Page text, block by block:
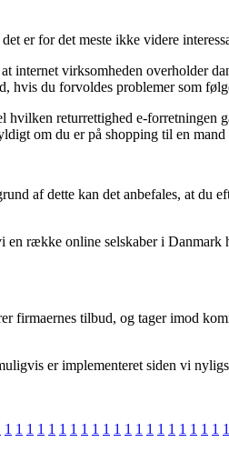
er for det meste ikke videre
internet virksomheden overholder
hvis du forvoldes problemer som
returrettighed e-forretningen
om du er på shopping til en
af dette kan det anbefales, at du
række online selskaber i Danmark
firmaernes tilbud, og tager imod
er implementeret siden vi
1 1 1 1 1 1 1 1 1 1 1 1 1 1 1 1 1 1 1 1 1